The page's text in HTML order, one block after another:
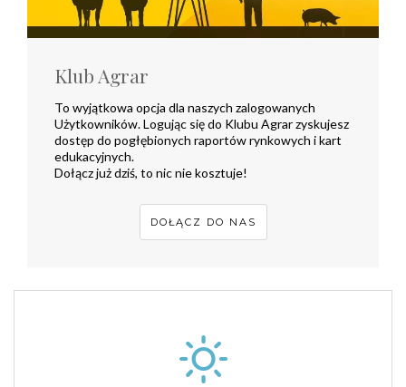
Klub Agrar
To wyjątkowa opcja dla naszych zalogowanych
Użytkowników. Logując się do Klubu Agrar zyskujesz
dostęp do pogłębionych raportów rynkowych i kart
edukacyjnych.
Dołącz już dziś, to nic nie kosztuje!
DOŁĄCZ DO NAS